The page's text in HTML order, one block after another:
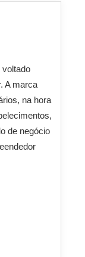
A marca
na hora
de negócio